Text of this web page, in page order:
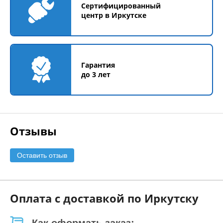
Сертифицированный
центр в Иркутске
Гарантия
до 3 лет
Отзывы
Оставить отзыв
Оплата с доставкой по Иркутску